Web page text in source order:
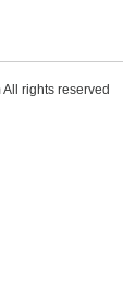
rights reserved